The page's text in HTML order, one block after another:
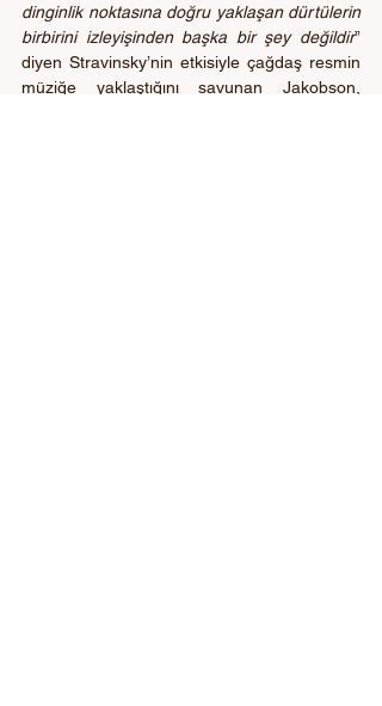
dinginlik noktasına doğru yaklaşan dürtülerin
birbirini izleyişinden başka bir şey değildir”
diyen Stravinsky’nin etkisiyle çağdaş resmin
müziğe yaklaştığını savunan Jakobson,